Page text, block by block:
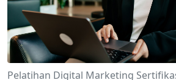
Pelatihan Digital Marketing